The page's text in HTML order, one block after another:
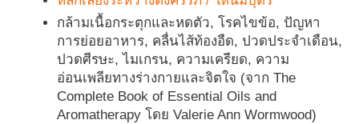
กล้ามเนื้อกระตุกและหดตัว, โรคไขข้อ, ปัญหา
การย่อยอาหาร, คลื่นไส้ท้องอืด, ปวดประจำเดือน,
ปวดศีรษะ, ไมเกรน, ความเครียด, ความ
อ่อนเพลียทางร่างกายและจิตใจ (จาก The
Complete Book of Essential Oils and
Aromatherapy โดย Valerie Ann Wormwood)